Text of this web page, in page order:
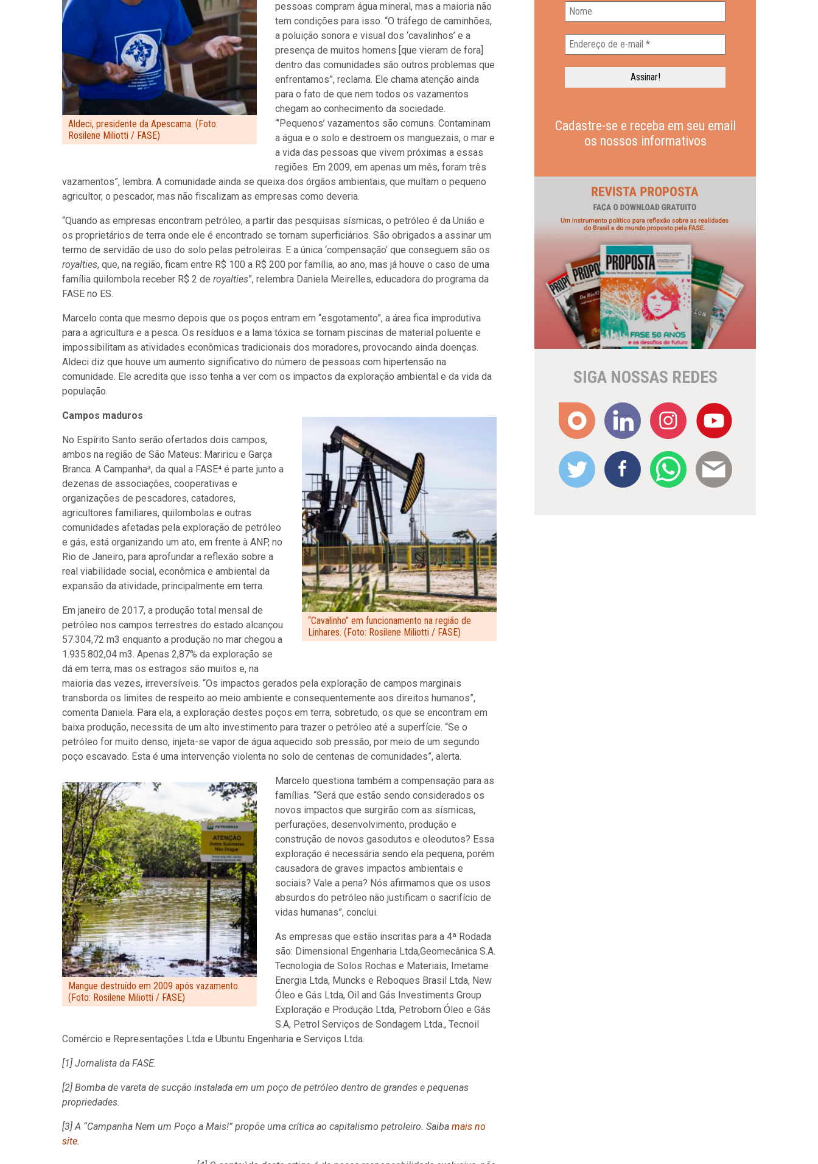
Aldeci, presidente da Apescama. (Foto:
Rosilene Miliotti / FASE)
pessoas compram água mineral, mas a maioria não
tem condições para isso. “O tráfego de caminhões,
a poluição sonora e visual dos ‘cavalinhos’ e a
presença de muitos homens [que vieram de fora]
dentro das comunidades são outros problemas que
enfrentamos”, reclama. Ele chama atenção ainda
para o fato de que nem todos os vazamentos
chegam ao conhecimento da sociedade.
“’Pequenos’ vazamentos são comuns. Contaminam
a água e o solo e destroem os manguezais, o mar e
a vida das pessoas que vivem próximas a essas
regiões. Em 2009, em apenas um mês, foram três
vazamentos”, lembra. A comunidade ainda se queixa dos órgãos ambientais, que multam o pequeno
agricultor, o pescador, mas não fiscalizam as empresas como deveria.
“Quando as empresas encontram petróleo, a partir das pesquisas sísmicas, o petróleo é da União e
os proprietários de terra onde ele é encontrado se tornam superficiários. São obrigados a assinar um
termo de servidão de uso do solo pelas petroleiras. E a única ‘compensação’ que conseguem são os
royalties, que, na região, ficam entre R$ 100 a R$ 200 por família, ao ano, mas já houve o caso de uma
família quilombola receber R$ 2 de royalties”, relembra Daniela Meirelles, educadora do programa da
FASE no ES.
Marcelo conta que mesmo depois que os poços entram em “esgotamento”, a área fica improdutiva
para a agricultura e a pesca. Os resíduos e a lama tóxica se tornam piscinas de material poluente e
impossibilitam as atividades econômicas tradicionais dos moradores, provocando ainda doenças.
Aldeci diz que houve um aumento significativo do número de pessoas com hipertensão na
comunidade. Ele acredita que isso tenha a ver com os impactos da exploração ambiental e da vida da
população.
“Cavalinho” em funcionamento na região de
Linhares. (Foto: Rosilene Miliotti / FASE)
Campos maduros
No Espírito Santo serão ofertados dois campos,
ambos na região de São Mateus: Mariricu e Garça
Branca. A Campanha³, da qual a FASE⁴ é parte junto a
dezenas de associações, cooperativas e
organizações de pescadores, catadores,
agricultores familiares, quilombolas e outras
comunidades afetadas pela exploração de petróleo
e gás, está organizando um ato, em frente à ANP, no
Rio de Janeiro, para aprofundar a reflexão sobre a
real viabilidade social, econômica e ambiental da
expansão da atividade, principalmente em terra.
Em janeiro de 2017, a produção total mensal de
petróleo nos campos terrestres do estado alcançou
57.304,72 m3 enquanto a produção no mar chegou a
1.935.802,04 m3. Apenas 2,87% da exploração se
dá em terra, mas os estragos são muitos e, na
maioria das vezes, irreversíveis. “Os impactos gerados pela exploração de campos marginais
transborda os limites de respeito ao meio ambiente e consequentemente aos direitos humanos”,
comenta Daniela. Para ela, a exploração destes poços em terra, sobretudo, os que se encontram em
baixa produção, necessita de um alto investimento para trazer o petróleo até a superfície. “Se o
petróleo for muito denso, injeta-se vapor de água aquecido sob pressão, por meio de um segundo
poço escavado. Esta é uma intervenção violenta no solo de centenas de comunidades”, alerta.
Mangue destruído em 2009 após vazamento.
(Foto: Rosilene Miliotti / FASE)
Marcelo questiona também a compensação para as
famílias. “Será que estão sendo considerados os
novos impactos que surgirão com as sísmicas,
perfurações, desenvolvimento, produção e
construção de novos gasodutos e oleodutos? Essa
exploração é necessária sendo ela pequena, porém
causadora de graves impactos ambientais e
sociais? Vale a pena? Nós afirmamos que os usos
absurdos do petróleo não justificam o sacrifício de
vidas humanas”, conclui.
As empresas que estão inscritas para a 4ª Rodada
são: Dimensional Engenharia Ltda,Geomecânica S.A.
Tecnologia de Solos Rochas e Materiais, Imetame
Energia Ltda, Muncks e Reboques Brasil Ltda, New
Óleo e Gás Ltda, Oil and Gás Investiments Group
Exploração e Produção Ltda, Petroborn Óleo e Gás
S.A, Petrol Serviços de Sondagem Ltda., Tecnoil
Comércio e Representações Ltda e Ubuntu Engenharia e Serviços Ltda.
[1] Jornalista da FASE.
[2] Bomba de vareta de sucção instalada em um poço de petróleo dentro de grandes e pequenas
propriedades.
[3] A “Campanha Nem um Poço a Mais!” propõe uma crítica ao capitalismo petroleiro. Saiba mais no
site.
Cadastre-se e receba em seu email
os nossos informativos
SIGA NOSSAS REDES